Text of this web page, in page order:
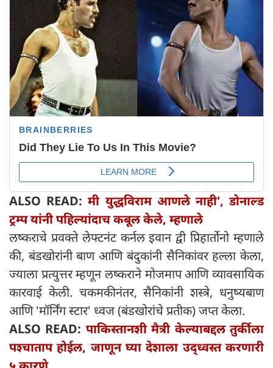
ALSO READ:मी युद्धविराम आणले नाही', डोनाल्ड
ट्रम्प यांनी पहिल्यांदाच कबूल केले, म्हणाले
लष्कराचे प्रवक्ते लेफ्टनंट कर्नल इवान द्वी प्रिहार्तोनो म्हणाले
की, बंडखोरांनी बाण आणि बंदुकांनी सैनिकांवर हल्ला केला,
ज्याला प्रत्युत्तर म्हणून लष्कराने मोजमाप आणि व्यावसायिक
कारवाई केली. चकमकीनंतर, सैनिकांनी शस्त्रे, धनुष्यबाण
आणि 'मॉर्निंग स्टार' ध्वज (बंडखोरांचे प्रतीक) जप्त केला.
ALSO READ: पाकिस्तानशी मैत्री केल्याबद्दल तुर्कीला
पश्चाताप होईल, जाणून घ्या देशाला उद्ध्वस्त करणारी